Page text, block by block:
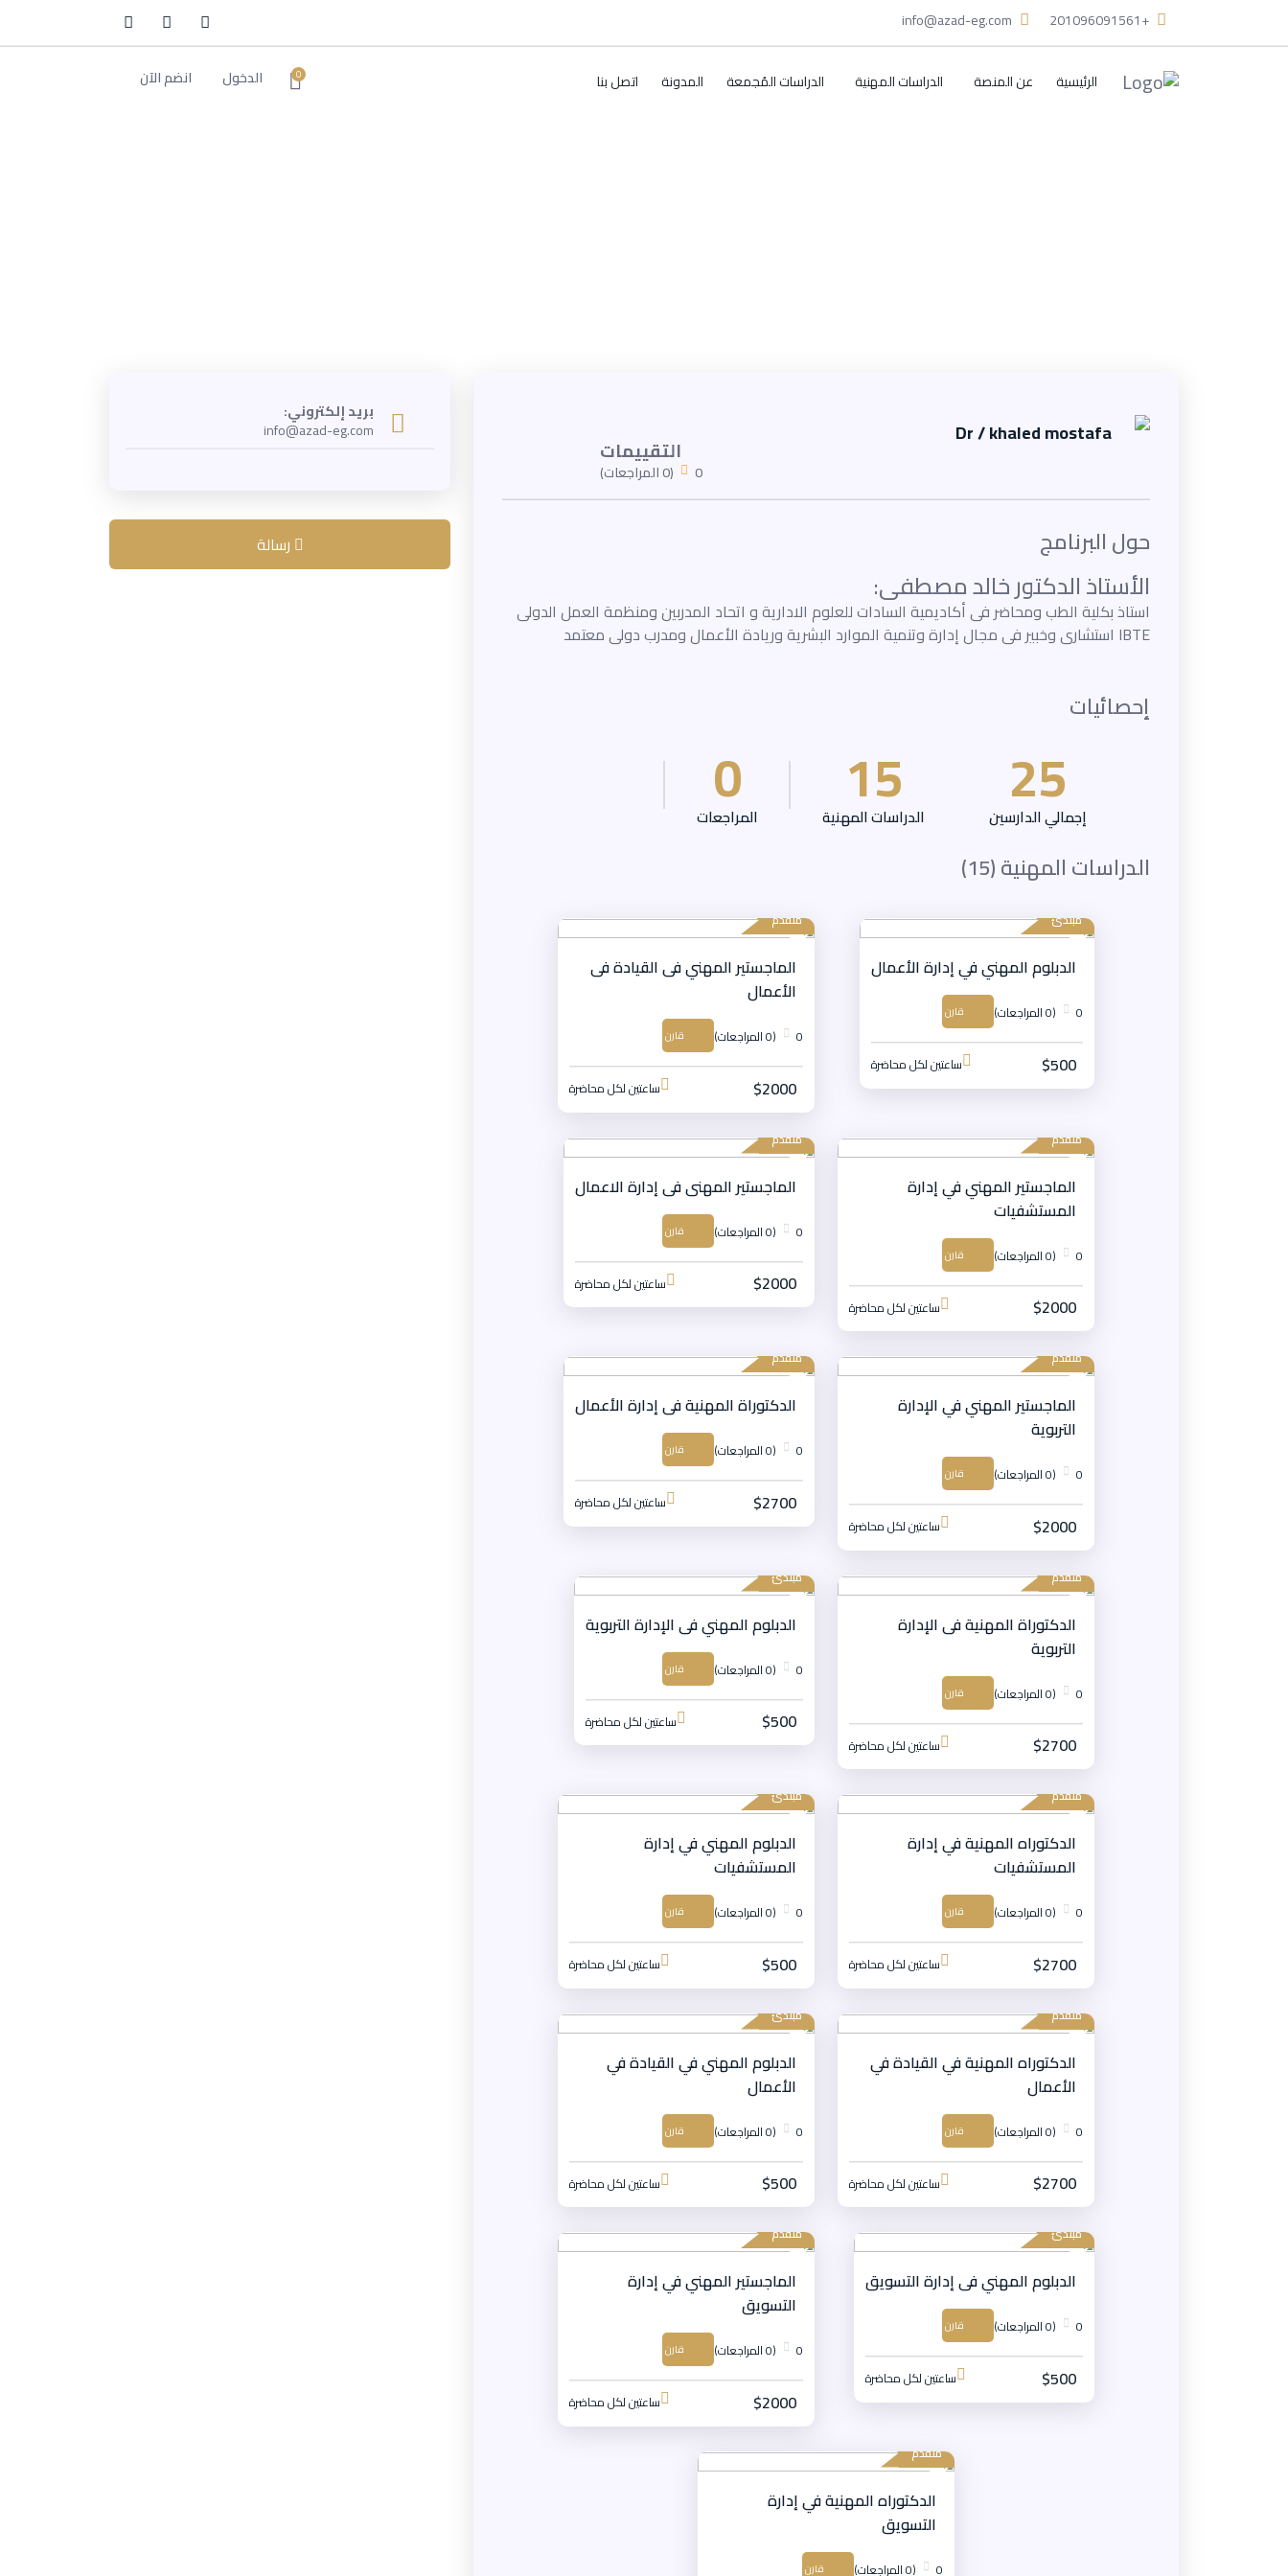
+201096091561
الرئيسية عن المنصة الدراسات المهنية الدراسات المُجمعة المدونة اتصل بنا 0 الدخول انضم الآن
Dr / khaled mostafa
التقييمات
0 (0 المراجعات)
حول البرنامج
الأستاذ الدكتور خالد مصطفى:
استاذ بكلية الطب ومحاضر فى أكاديمية السادات للعلوم الادارية و اتحاد المدربين ومنظمة العمل الدولى
IBTE استشارى وخبير فى مجال إدارة وتنمية الموارد البشرية وريادة الأعمال
ومدرب دولى معتمد
إحصائيات
25
إجمالي الدارسين 15
الدراسات المهنية 0
المراجعات
الدراسات المهنية (15)
مبتدئ
الدبلوم المهني في إدارة الأعمال
0 (0 المراجعات) قارن
$500 ساعتين لكل محاضرة
متقدم
الماجستير المهني فى القيادة فى
الأعمال
0 (0 المراجعات) قارن
$2000 ساعتين لكل محاضرة
متقدم
الماجستير المهني في إدارة
المستشفيات
0 (0 المراجعات) قارن
$2000 ساعتين لكل محاضرة
متقدم
الماجستير المهنى فى إدارة الاعمال
0 (0 المراجعات) قارن
$2000 ساعتين لكل محاضرة
متقدم
الماجستير المهني في الإدارة
التربوية
0 (0 المراجعات) قارن
$2000 ساعتين لكل محاضرة
متقدم
الدكتوراة المهنية فى إدارة الأعمال
0 (0 المراجعات) قارن
$2700 ساعتين لكل محاضرة
متقدم
الدكتوراة المهنية فى الإدارة
التربوية
0 (0 المراجعات) قارن
$2700 ساعتين لكل محاضرة
مبتدئ
الدبلوم المهني فى الإدارة التربوية
0 (0 المراجعات) قارن
$500 ساعتين لكل محاضرة
متقدم
الدكتوراه المهنية في إدارة
المستشفيات
0 (0 المراجعات) قارن
$2700 ساعتين لكل محاضرة
مبتدئ
الدبلوم المهني في إدارة
المستشفيات
0 (0 المراجعات) قارن
$500 ساعتين لكل محاضرة
متقدم
الدكتوراه المهنية في القيادة في
الأعمال
0 (0 المراجعات) قارن
$2700 ساعتين لكل محاضرة
مبتدئ
الدبلوم المهني في القيادة في
الأعمال
0 (0 المراجعات) قارن
$500 ساعتين لكل محاضرة
مبتدئ
الدبلوم المهني فى إدارة التسويق
0 (0 المراجعات) قارن
$500 ساعتين لكل محاضرة
متقدم
الماجستير المهني في إدارة
التسويق
0 (0 المراجعات) قارن
$2000 ساعتين لكل محاضرة
متقدم
الدكتوراه المهنية في إدارة
التسويق
0 (0 المراجعات) قارن
بريد إلكتروني:
info@azad-eg.com
رسالة